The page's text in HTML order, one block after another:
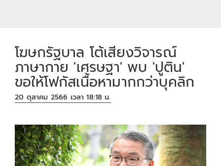
โฆษกรัฐบาล โต้เสียงวิจารณ์
ภาษากาย 'เศรษฐา' พบ 'ปูติน'
ขอให้โฟกัสเนื้อหามากกว่าบุคลิก
20 ตุลาคม 2566 เวลา 18:18 น.